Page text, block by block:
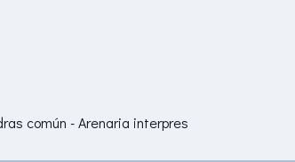
común - Arenaria interpres